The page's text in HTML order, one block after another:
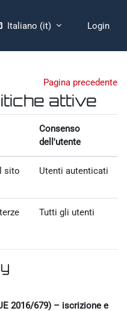
Italiano ‎(it)‎ Login
Pagina precedente
attive
Consenso
dell'utente
sito Utenti autenticati
Tutti gli utenti
2016/679) – iscrizione e